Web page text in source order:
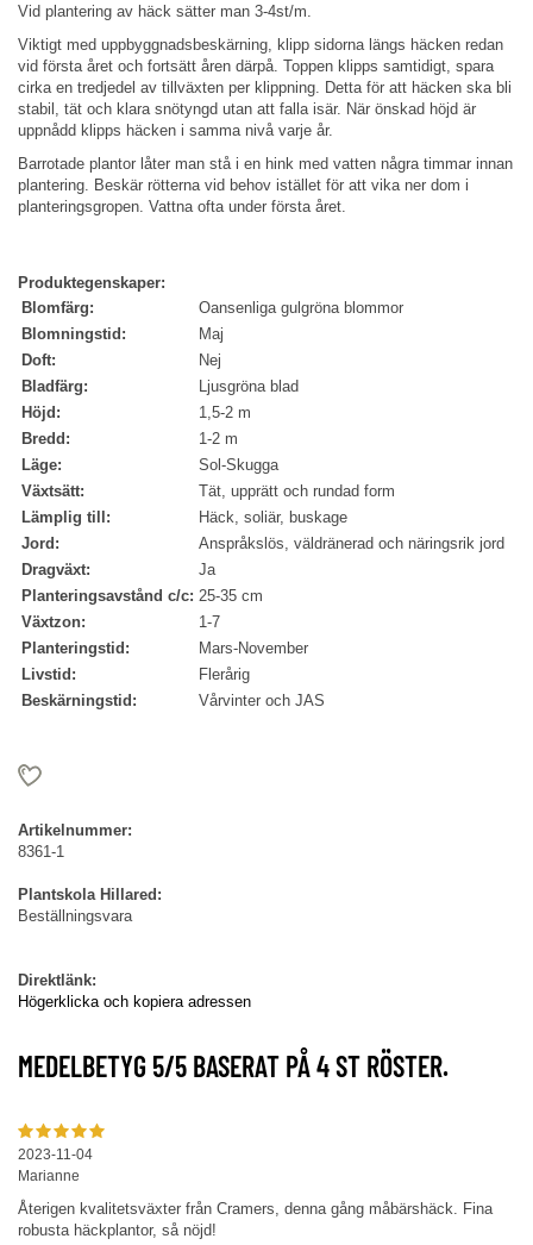
Vid plantering av häck sätter man 3-4st/m.
Viktigt med uppbyggnadsbeskärning, klipp sidorna längs häcken redan
vid första året och fortsätt åren därpå. Toppen klipps samtidigt, spara
cirka en tredjedel av tillväxten per klippning. Detta för att häcken ska bli
stabil, tät och klara snötyngd utan att falla isär. När önskad höjd är
uppnådd klipps häcken i samma nivå varje år.
Barrotade plantor låter man stå i en hink med vatten några timmar innan
plantering. Beskär rötterna vid behov istället för att vika ner dom i
planteringsgropen. Vattna ofta under första året.
Produktegenskaper:
Blomfärg:
Oansenliga gulgröna blommor
Blomningstid:
Maj
Doft:
Nej
Bladfärg:
Ljusgröna blad
Höjd:
1,5-2 m
Bredd:
1-2 m
Läge:
Sol-Skugga
Växtsätt:
Tät, upprätt och rundad form
Lämplig till:
Häck, soliär, buskage
Jord:
Anspråkslös, väldränerad och näringsrik jord
Dragväxt:
Ja
Planteringsavstånd c/c: 25-35 cm
Växtzon:
1-7
Planteringstid:
Mars-November
Livstid:
Flerårig
Beskärningstid:
Vårvinter och JAS
Artikelnummer:
8361-1
Plantskola Hillared:
Beställningsvara
Direktlänk:
Högerklicka och kopiera adressen
MEDELBETYG 5/5 BASERAT PÅ4ST RÖSTER.
2023-11-04
Marianne
Återigen kvalitetsväxter från Cramers, denna gång måbärshäck. Fina
robusta häckplantor, så nöjd!